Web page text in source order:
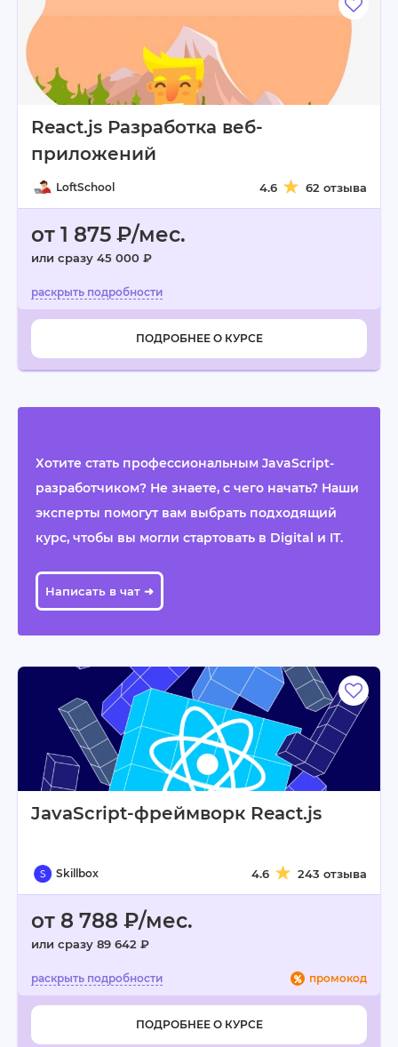
React.js Разработка веб-
приложений
LoftSchool 4.6 62 отзыва
от 1 875 ₽/мес.
или сразу 45 000 ₽
ПОДРОБНЕЕ О КУРСЕ
Хотите стать профессиональным JavaScript-
разработчиком? Не знаете, с чего начать? Наши
эксперты помогут вам выбрать подходящий
курс, чтобы вы могли стартовать в Digital и IT.
Написать в чат ➜
JavaScript-фреймворк React.js
Skillbox 4.6 243 отзыва
от 8 788 ₽/мес.
или сразу 89 642 ₽
промокод
ПОДРОБНЕЕ О КУРСЕ